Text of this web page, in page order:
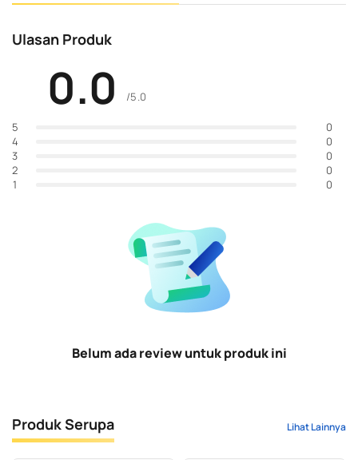
Ulasan Produk
0.0 /5.0
5
0
4
0
3
0
2
0
1
0
Belum ada review untuk produk ini
Produk Serupa Lihat Lainnya